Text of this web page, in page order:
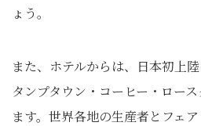
ょう。
また、ホテルからは、日本初上
タンプタウン・コーヒー・ロー
ます。世界各地の生産者とフェ